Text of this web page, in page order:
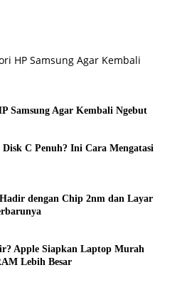
Samsung Agar Kembali Ngebut
C Penuh? Ini Cara Mengatasi
dengan Chip 2nm dan Layar
Apple Siapkan Laptop Murah
Lebih Besar